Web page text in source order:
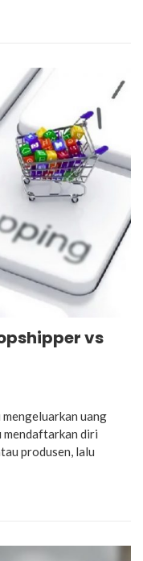
vs
uang
mendaftarkan diri
produsen, lalu